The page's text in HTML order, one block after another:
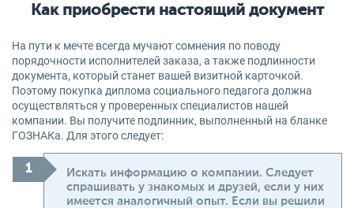
Как приобрести настоящий документ
На пути к мечте всегда мучают сомнения по поводу
порядочности исполнителей заказа, а также подлинности
документа, который станет вашей визитной карточкой.
Поэтому покупка диплома социального педагога должна
осуществляться у проверенных специалистов нашей
компании. Вы получите подлинник, выполненный на бланке
ГОЗНАКа. Для этого следует:
Искать информацию о компании. Следует
спрашивать у знакомых и друзей, если у них
имеется аналогичный опыт. Если вы решили